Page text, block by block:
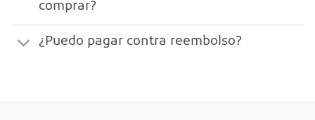
comprar?
¿Puedo pagar contra reembolso?